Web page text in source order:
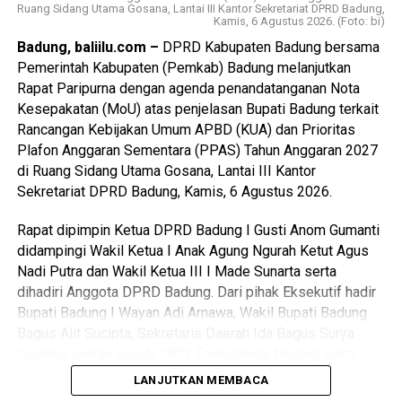
Ruang Sidang Utama Gosana, Lantai III Kantor Sekretariat DPRD Badung,
Kamis, 6 Agustus 2026. (Foto: bi)
Badung, baliilu.com – DPRD Kabupaten Badung bersama
Pemerintah Kabupaten (Pemkab) Badung melanjutkan
Rapat Paripurna dengan agenda penandatanganan Nota
Kesepakatan (MoU) atas penjelasan Bupati Badung terkait
Rancangan Kebijakan Umum APBD (KUA) dan Prioritas
Plafon Anggaran Sementara (PPAS) Tahun Anggaran 2027
di Ruang Sidang Utama Gosana, Lantai III Kantor
Sekretariat DPRD Badung, Kamis, 6 Agustus 2026.
Rapat dipimpin Ketua DPRD Badung I Gusti Anom Gumanti
didampingi Wakil Ketua I Anak Agung Ngurah Ketut Agus
Nadi Putra dan Wakil Ketua III I Made Sunarta serta
dihadiri Anggota DPRD Badung. Dari pihak Eksekutif hadir
Bupati Badung I Wayan Adi Arnawa, Wakil Bupati Badung
tamu undangan lainnya.LANJUTKAN MEMBACA